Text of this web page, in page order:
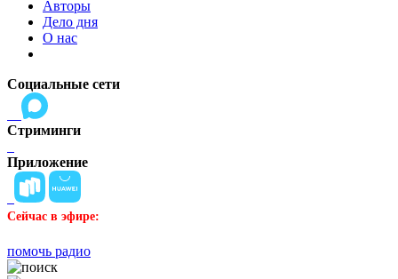
Авторы
Дело дня
О нас
Социальные сети
Стриминги
Приложение
Сейчас в эфире:
помочь радио